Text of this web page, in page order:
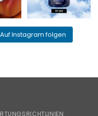
Auf Instagram folgen